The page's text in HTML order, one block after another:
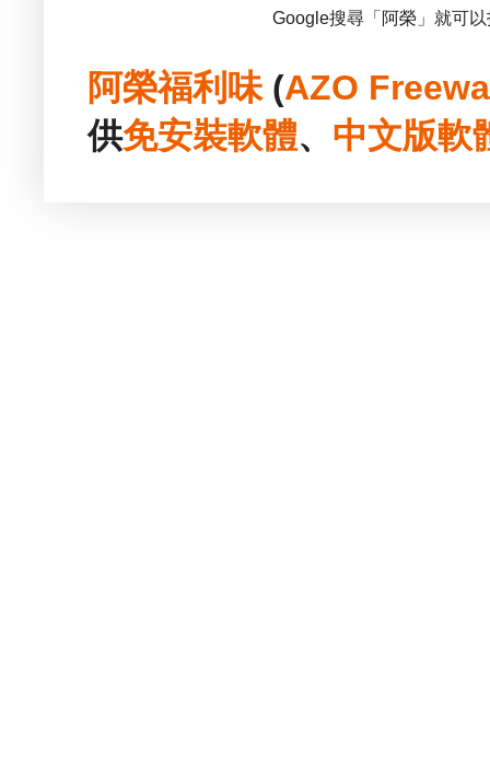
Google搜尋「阿榮」就可
阿榮福利味(AZO
供免安裝軟體、 中文版軟